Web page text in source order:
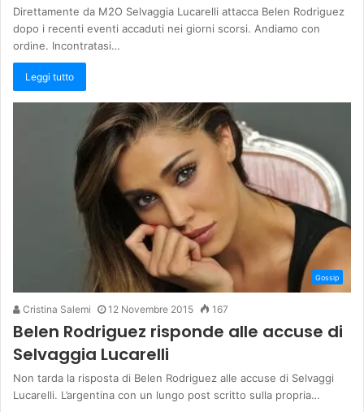
Direttamente da M2O Selvaggia Lucarelli attacca Belen Rodriguez
dopo i recenti eventi accaduti nei giorni scorsi. Andiamo con
ordine. Incontratasi…
Leggi tutto
Gossip
Cristina Salemi 12 Novembre 2015 167
Belen Rodriguez risponde alle accuse di
Selvaggia Lucarelli
Non tarda la risposta di Belen Rodriguez alle accuse di Selvaggi
Lucarelli. L’argentina con un lungo post scritto sulla propria…